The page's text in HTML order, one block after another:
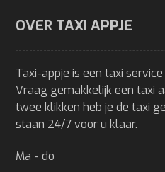
OVER TAXI APPJE
Taxi-appje is een taxi
Vraag gemakkelijk een taxi
twee klikken heb je de taxi
staan 24/7 voor u klaar.
Ma - do